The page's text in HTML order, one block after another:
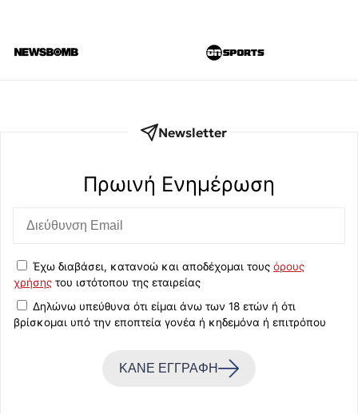
Newsletter
Πρωινή Eνημέρωση
Έχω διαβάσει, κατανοώ και αποδέχομαι τους όρους
χρήσης του ιστότοπου της εταιρείας
Δηλώνω υπεύθυνα ότι είμαι άνω των 18 ετών ή ότι
βρίσκομαι υπό την εποπτεία γονέα ή κηδεμόνα ή επιτρόπου
ΚΑΝΕ ΕΓΓΡΑΦΗ